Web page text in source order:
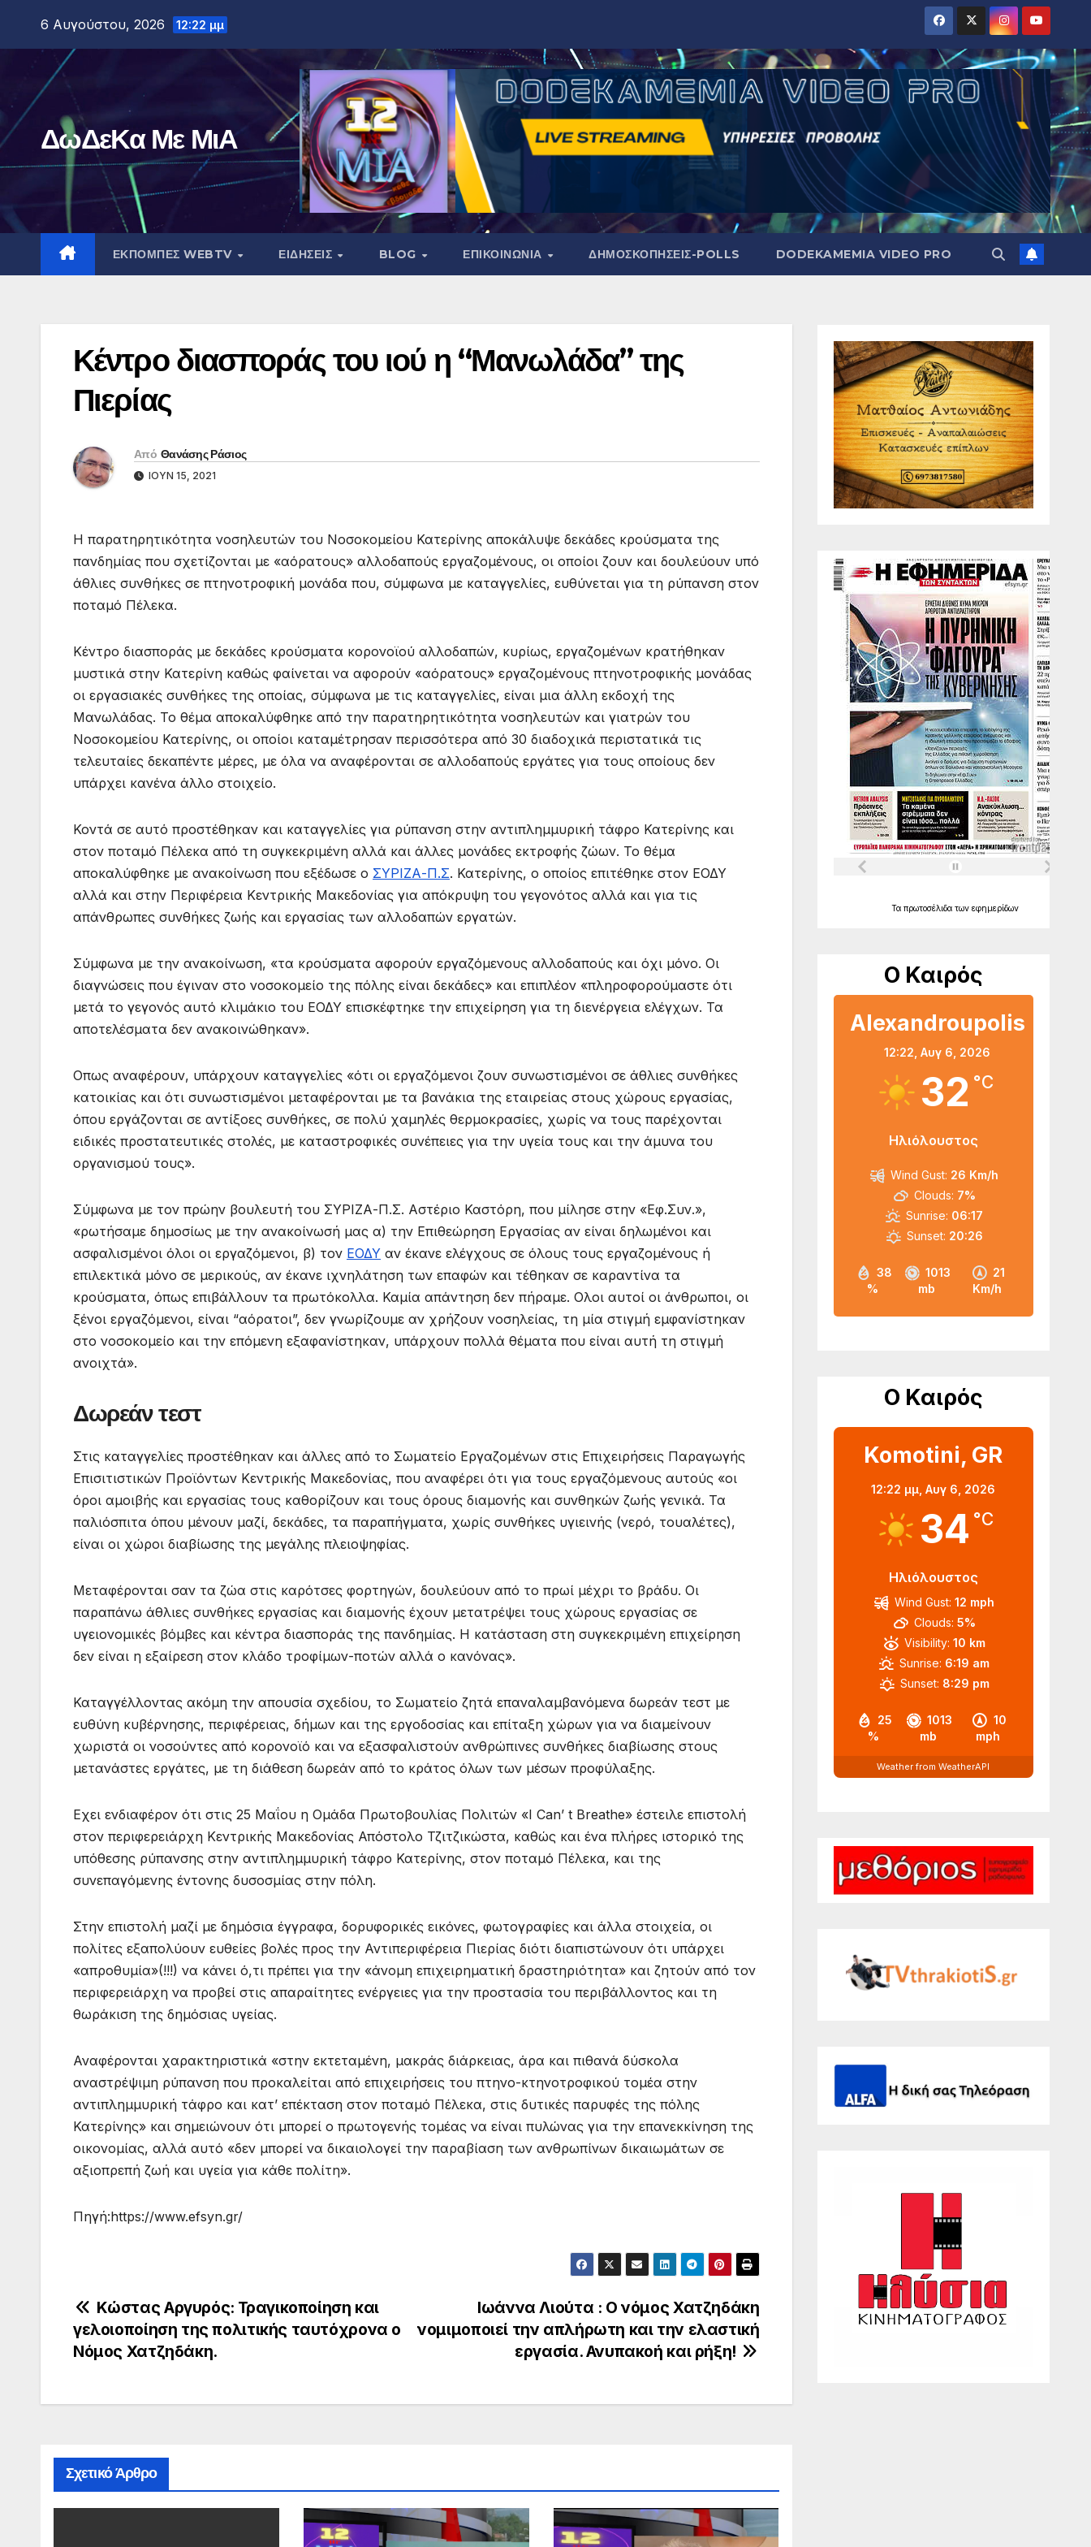
περιεχόμενο
6 Αυγούστου, 2026 12:22 μμ
ΔωΔεΚα Με ΜιΑ
ΕΚΠΟΜΠΕΣ WEBTV ΕΙΔΗΣΕΙΣ BLOG ΕΠΙΚΟΙΝΩΝΙΑ ΔΗΜΟΣΚΟΠΉΣΕΙΣ-POLLS DODEKAMEMIA VIDEO PRO
Κέντρο διασποράς του ιού η “Μανωλάδα” της
Πιερίας
Από Θανάσης Ράσιος
ΙΟΎΝ 15, 2021
Η παρατηρητικότητα νοσηλευτών του Νοσοκομείου Κατερίνης αποκάλυψε δεκάδες κρούσματα της
πανδημίας που σχετίζονται με «αόρατους» αλλοδαπούς εργαζομένους, οι οποίοι ζουν και δουλεύουν υπό
άθλιες συνθήκες σε πτηνοτροφική μονάδα που, σύμφωνα με καταγγελίες, ευθύνεται για τη ρύπανση στον
ποταμό Πέλεκα.
Κέντρο διασποράς με δεκάδες κρούσματα κορονοϊού αλλοδαπών, κυρίως, εργαζομένων κρατήθηκαν
μυστικά στην Κατερίνη καθώς φαίνεται να αφορούν «αόρατους» εργαζομένους πτηνοτροφικής μονάδας
οι εργασιακές συνθήκες της οποίας, σύμφωνα με τις καταγγελίες, είναι μια άλλη εκδοχή της
Μανωλάδας. Το θέμα αποκαλύφθηκε από την παρατηρητικότητα νοσηλευτών και γιατρών του
Νοσοκομείου Κατερίνης, οι οποίοι καταμέτρησαν περισσότερα από 30 διαδοχικά περιστατικά τις
τελευταίες δεκαπέντε μέρες, με όλα να αναφέρονται σε αλλοδαπούς εργάτες για τους οποίους δεν
υπάρχει κανένα άλλο στοιχείο.
Κοντά σε αυτό προστέθηκαν και καταγγελίες για ρύπανση στην αντιπλημμυρική τάφρο Κατερίνης και
στον ποταμό Πέλεκα από τη συγκεκριμένη αλλά και άλλες μονάδες εκτροφής ζώων. Το θέμα
αποκαλύφθηκε με ανακοίνωση που εξέδωσε ο ΣΥΡΙΖΑ-Π.Σ. Κατερίνης, ο οποίος επιτέθηκε στον ΕΟΔΥ
αλλά και στην Περιφέρεια Κεντρικής Μακεδονίας για απόκρυψη του γεγονότος αλλά και για τις
απάνθρωπες συνθήκες ζωής και εργασίας των αλλοδαπών εργατών.
Σύμφωνα με την ανακοίνωση, «τα κρούσματα αφορούν εργαζόμενους αλλοδαπούς και όχι μόνο. Οι
διαγνώσεις που έγιναν στο νοσοκομείο της πόλης είναι δεκάδες» και επιπλέον «πληροφορούμαστε ότι
μετά το γεγονός αυτό κλιμάκιο του ΕΟΔΥ επισκέφτηκε την επιχείρηση για τη διενέργεια ελέγχων. Τα
αποτελέσματα δεν ανακοινώθηκαν».
Οπως αναφέρουν, υπάρχουν καταγγελίες «ότι οι εργαζόμενοι ζουν συνωστισμένοι σε άθλιες συνθήκες
κατοικίας και ότι συνωστισμένοι μεταφέρονται με τα βανάκια της εταιρείας στους χώρους εργασίας,
όπου εργάζονται σε αντίξοες συνθήκες, σε πολύ χαμηλές θερμοκρασίες, χωρίς να τους παρέχονται
ειδικές προστατευτικές στολές, με καταστροφικές συνέπειες για την υγεία τους και την άμυνα του
οργανισμού τους».
Σύμφωνα με τον πρώην βουλευτή του ΣΥΡΙΖΑ-Π.Σ. Αστέριο Καστόρη, που μίλησε στην «Εφ.Συν.»,
«ρωτήσαμε δημοσίως με την ανακοίνωσή μας α) την Επιθεώρηση Εργασίας αν είναι δηλωμένοι και
ασφαλισμένοι όλοι οι εργαζόμενοι, β) τον ΕΟΔΥ αν έκανε ελέγχους σε όλους τους εργαζομένους ή
επιλεκτικά μόνο σε μερικούς, αν έκανε ιχνηλάτηση των επαφών και τέθηκαν σε καραντίνα τα
κρούσματα, όπως επιβάλλουν τα πρωτόκολλα. Καμία απάντηση δεν πήραμε. Ολοι αυτοί οι άνθρωποι, οι
ξένοι εργαζόμενοι, είναι “αόρατοι”, δεν γνωρίζουμε αν χρήζουν νοσηλείας, τη μία στιγμή εμφανίστηκαν
στο νοσοκομείο και την επόμενη εξαφανίστηκαν, υπάρχουν πολλά θέματα που είναι αυτή τη στιγμή
ανοιχτά».
Δωρεάν τεστ
Στις καταγγελίες προστέθηκαν και άλλες από το Σωματείο Εργαζομένων στις Επιχειρήσεις Παραγωγής
Επισιτιστικών Προϊόντων Κεντρικής Μακεδονίας, που αναφέρει ότι για τους εργαζόμενους αυτούς «οι
όροι αμοιβής και εργασίας τους καθορίζουν και τους όρους διαμονής και συνθηκών ζωής γενικά. Τα
παλιόσπιτα όπου μένουν μαζί, δεκάδες, τα παραπήγματα, χωρίς συνθήκες υγιεινής (νερό, τουαλέτες),
είναι οι χώροι διαβίωσης της μεγάλης πλειοψηφίας.
Μεταφέρονται σαν τα ζώα στις καρότσες φορτηγών, δουλεύουν από το πρωί μέχρι το βράδυ. Οι
παραπάνω άθλιες συνθήκες εργασίας και διαμονής έχουν μετατρέψει τους χώρους εργασίας σε
υγειονομικές βόμβες και κέντρα διασποράς της πανδημίας. Η κατάσταση στη συγκεκριμένη επιχείρηση
δεν είναι η εξαίρεση στον κλάδο τροφίμων-ποτών αλλά ο κανόνας».
Καταγγέλλοντας ακόμη την απουσία σχεδίου, το Σωματείο ζητά επαναλαμβανόμενα δωρεάν τεστ με
ευθύνη κυβέρνησης, περιφέρειας, δήμων και της εργοδοσίας και επίταξη χώρων για να διαμείνουν
χωριστά οι νοσούντες από κορονοϊό και να εξασφαλιστούν ανθρώπινες συνθήκες διαβίωσης στους
μετανάστες εργάτες, με τη διάθεση δωρεάν από το κράτος όλων των μέσων προφύλαξης.
Εχει ενδιαφέρον ότι στις 25 Μαΐου η Ομάδα Πρωτοβουλίας Πολιτών «I Can’ t Breathe» έστειλε επιστολή
στον περιφερειάρχη Κεντρικής Μακεδονίας Απόστολο Τζιτζικώστα, καθώς και ένα πλήρες ιστορικό της
υπόθεσης ρύπανσης στην αντιπλημμυρική τάφρο Κατερίνης, στον ποταμό Πέλεκα, και της
συνεπαγόμενης έντονης δυσοσμίας στην πόλη.
Στην επιστολή μαζί με δημόσια έγγραφα, δορυφορικές εικόνες, φωτογραφίες και άλλα στοιχεία, οι
πολίτες εξαπολύουν ευθείες βολές προς την Αντιπεριφέρεια Πιερίας διότι διαπιστώνουν ότι υπάρχει
«απροθυμία»(!!!) να κάνει ό,τι πρέπει για την «άνομη επιχειρηματική δραστηριότητα» και ζητούν από τον
περιφερειάρχη να προβεί στις απαραίτητες ενέργειες για την προστασία του περιβάλλοντος και τη
θωράκιση της δημόσιας υγείας.
Αναφέρονται χαρακτηριστικά «στην εκτεταμένη, μακράς διάρκειας, άρα και πιθανά δύσκολα
αναστρέψιμη ρύπανση που προκαλείται από επιχειρήσεις του πτηνο-κτηνοτροφικού τομέα στην
αντιπλημμυρική τάφρο και κατ’ επέκταση στον ποταμό Πέλεκα, στις δυτικές παρυφές της πόλης
Κατερίνης» και σημειώνουν ότι μπορεί ο πρωτογενής τομέας να είναι πυλώνας για την επανεκκίνηση της
οικονομίας, αλλά αυτό «δεν μπορεί να δικαιολογεί την παραβίαση των ανθρωπίνων δικαιωμάτων σε
αξιοπρεπή ζωή και υγεία για κάθε πολίτη».
Πηγή:https://www.efsyn.gr/
Πλοήγηση
άρθρων
Ιωάννα Λιούτα : Ο νόμος Χατζηδάκη
νομιμοποιεί την απλήρωτη και την ελαστική
εργασία. Ανυπακοή και ρήξη!
Κώστας Αργυρός: Τραγικοποίηση και
γελοιοποίηση της πολιτικής ταυτόχρονα ο
Νόμος Χατζηδάκη.
Σχετικό Άρθρο
Τα πρωτοσέλιδα των εφημερίδων
Ο Καιρός
Alexandroupolis
12:22, Αυγ 6, 2026
32 °C
Ηλιόλουστος
38
%
1013
mb
21
Km/h
Wind Gust: 26 Km/h
Clouds: 7%
Sunrise: 06:17
Sunset: 20:26
Ο Καιρός
Komotini, GR
12:22 μμ,Αυγ 6, 2026
34 °C
Ηλιόλουστος
25
%
1013
mb
10
mph
Wind Gust: 12 mph
Clouds: 5%
Visibility: 10 km
Sunrise: 6:19 am
Sunset: 8:29 pm
Weather from WeatherAPI